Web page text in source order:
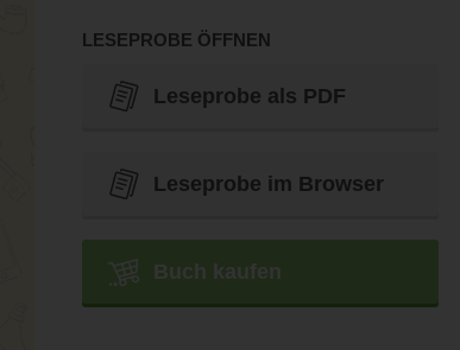
LESEPROBE ÖFFNEN
Leseprobe als PDF
Leseprobe im Browser
Buch kaufen